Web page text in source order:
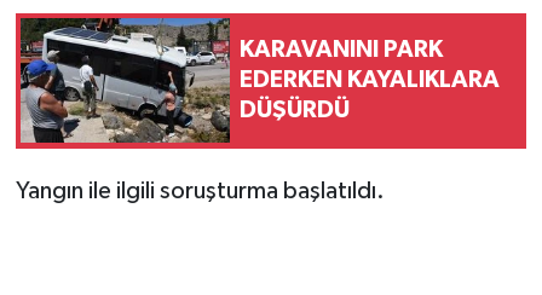
KARAVANINI PARK
EDERKEN KAYALIKLARA
DÜŞÜRDÜ
Yangın ile ilgili soruşturma başlatıldı.